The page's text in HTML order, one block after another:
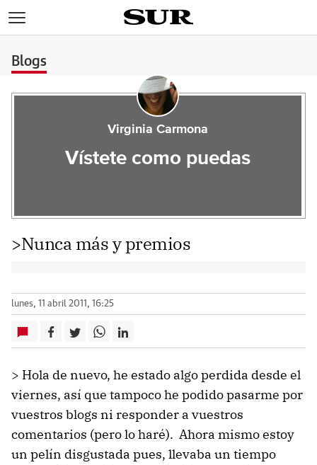
Blogs
Virginia Carmona
Vístete como puedas
>Nunca más y premios
lunes, 11 abril 2011, 16:25
> Hola de nuevo, he estado algo perdida desde el
viernes, así que tampoco he podido pasarme por
vuestros blogs ni responder a vuestros
comentarios (pero lo haré). Ahora mismo estoy
un pelín disgustada pues, llevaba un tiempo